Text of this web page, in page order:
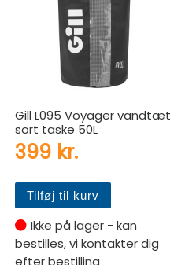
Gill L095 Voyager vandtæt
sort taske 50L
399 kr.
Tilføj til kurv
Ikke på lager - kan
bestilles, vi kontakter dig
efter bestilling